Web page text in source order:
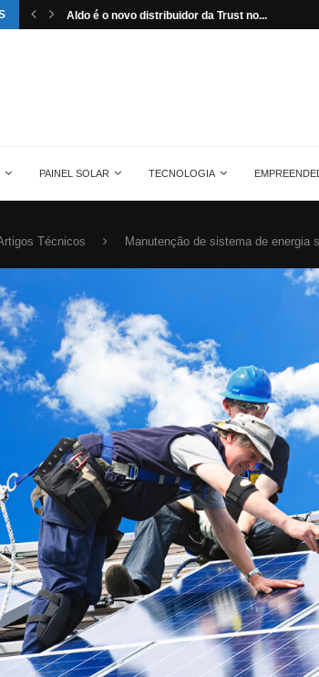
Saiba tudo sobre o painel solar monocristalino
PAINEL SOLAR TECNOLOGIA
Técnicos Manutenção de sistema de energia